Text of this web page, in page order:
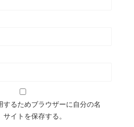
するためブラウザーに自分の名
イトを保存する。